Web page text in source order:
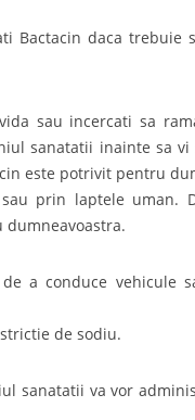
Bactacin daca trebuie
sau incercati sa
sanatatii inainte sa vi
este potrivit pentru
prin laptele uman.
dumneavoastra.
a conduce vehicule
de sodiu.
sanatatii va vor